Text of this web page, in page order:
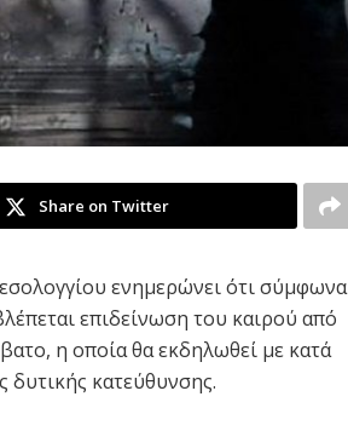
Share on Twitter
ενημερώνει ότι σύμφωνα
επιδείνωση του καιρού από
η οποία θα εκδηλωθεί με κατά
δυτικής κατεύθυνσης.